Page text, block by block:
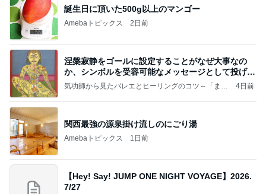
誕生日に頂いた500g以上のマンゴー
Amebaトピックス 2日前
涅槃寂静をゴールに設定することがなぜ大事なの
か、シンボルを受容可能なメッセージとして投げる
ことが
気功師から見たバレエとヒーリングのコツ～「まと
4日前
関西最強の源泉掛け流しのにごり湯
Amebaトピックス 1日前
【Hey! Say! JUMP ONE NIGHT VOYAGE】2026.
7/27